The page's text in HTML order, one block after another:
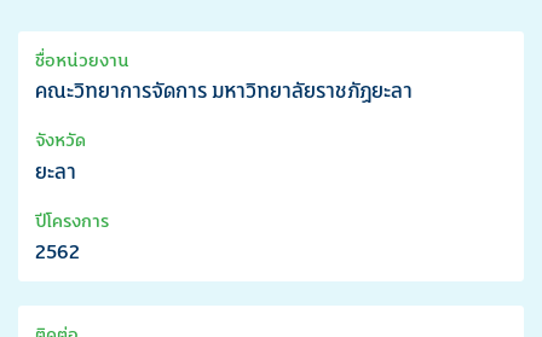
ชื่อหน่วยงาน
คณะวิทยาการจัดการ มหาวิทยาลัยราชภัฏยะลา
จังหวัด
ยะลา
ปีโครงการ
2562